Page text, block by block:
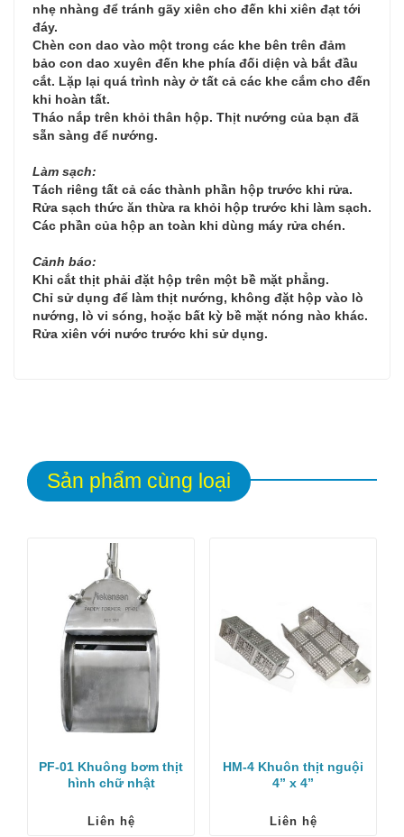
nhẹ nhàng để tránh gãy xiên cho đến khi xiên đạt tới
đáy.
Chèn con dao vào một trong các khe bên trên đảm
bảo con dao xuyên đến khe phía đối diện và bắt đầu
cắt. Lặp lại quá trình này ở tất cả các khe cắm cho đến
khi hoàn tất.
Tháo nắp trên khỏi thân hộp. Thịt nướng của bạn đã
sẵn sàng để nướng.
Làm sạch:
Tách riêng tất cả các thành phần hộp trước khi rửa.
Rửa sạch thức ăn thừa ra khỏi hộp trước khi làm sạch.
Các phần của hộp an toàn khi dùng máy rửa chén.
Cảnh báo:
Khi cắt thịt phải đặt hộp trên một bề mặt phẳng.
Chỉ sử dụng để làm thịt nướng, không đặt hộp vào lò
nướng, lò vi sóng, hoặc bất kỳ bề mặt nóng nào khác.
Rửa xiên với nước trước khi sử dụng.
Sản phẩm cùng loại
PF-01 Khuông bơm thịt
hình chữ nhật
Liên hệ
HM-4 Khuôn thịt nguội
4” x 4”
Liên hệ